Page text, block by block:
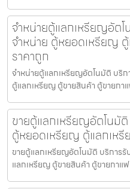
จำหน่ายตู้แลกเหรียญ​อัต
จำหน่าย ตู้หยอดเหรียญ
ราคาถูก
จำหน่ายตู้แลกเหรียญ​อัตโนมัติ บริ
ตู้แลกเหรียญ ตู้ขายสินค้า ตู้ขายกา
ขายตู้แลกเหรียญ​อัตโนมั
ตู้หยอดเหรียญ ตู้แลกเห
ขายตู้แลกเหรียญ​อัตโนมัติ บริการ
แลกเหรียญ ตู้ขายสินค้า ตู้ขายกาแ